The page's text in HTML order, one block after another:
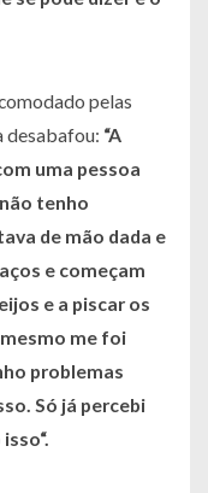
pelas
desabafou: “A
uma pessoa
tenho
de mão dada e
e começam
e a piscar os
me foi
problemas
Só já percebi
isso“.